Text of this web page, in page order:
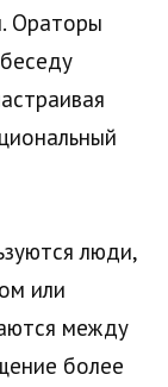
Ораторы
люди,
или
между
более